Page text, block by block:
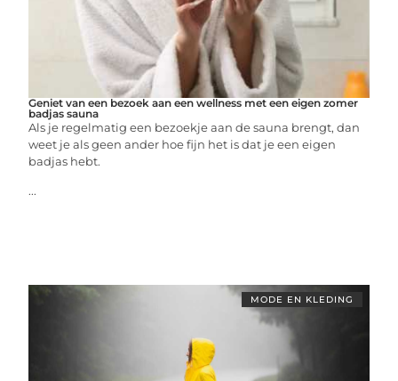
Geniet van een bezoek aan een wellness met een eigen zomer
badjas sauna
Als je regelmatig een bezoekje aan de sauna brengt, dan
weet je als geen ander hoe fijn het is dat je een eigen
badjas hebt.
...
MODE EN KLEDING